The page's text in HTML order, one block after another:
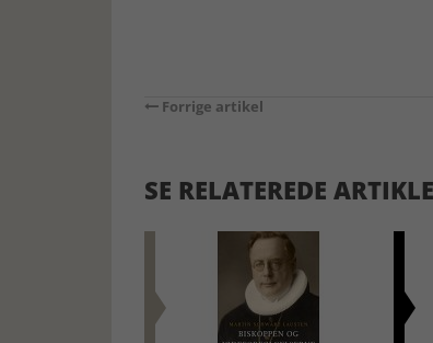
Forrige artikel
SE RELATEREDE